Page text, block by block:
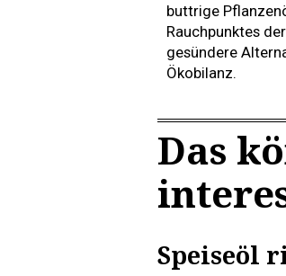
buttrige
Rauchpunktes
gesündere
Ökobilanz.
Das
Speiseöl